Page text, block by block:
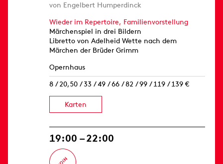
von Engelbert Humperdinck
Wieder im Repertoire, Familienvorstellung
Märchenspiel in drei Bildern
Libretto von Adelheid Wette nach dem
Märchen der Brüder Grimm
Opernhaus
8 / 20,50 / 33 / 49 / 66 / 82 / 99 / 119 / 139 €
Karten
19:00 – 22:00